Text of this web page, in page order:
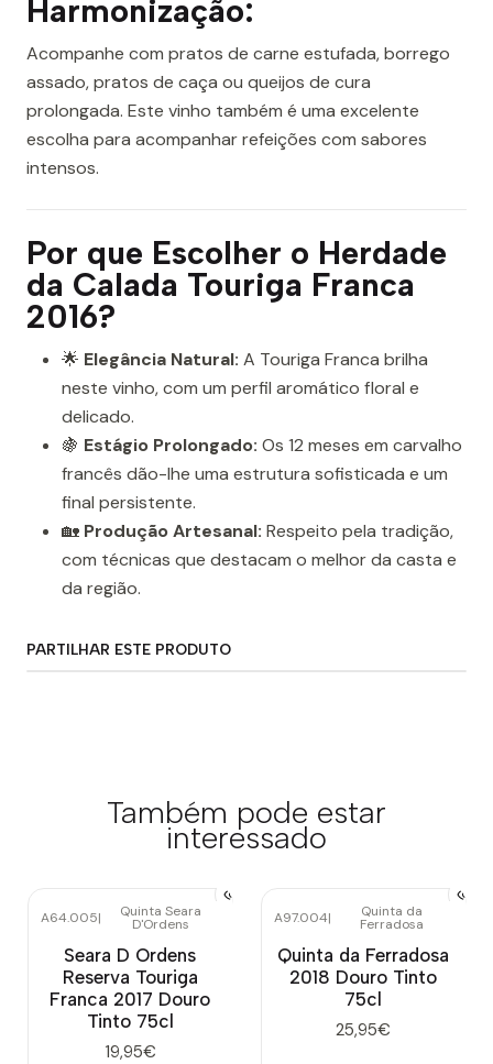
Harmonização:
Acompanhe com pratos de carne estufada, borrego
assado, pratos de caça ou queijos de cura
prolongada. Este vinho também é uma excelente
escolha para acompanhar refeições com sabores
intensos.
Por que Escolher o Herdade
da Calada Touriga Franca
2016?
🌟 Elegância Natural: A Touriga Franca brilha
neste vinho, com um perfil aromático floral e
delicado.
🍇 Estágio Prolongado: Os 12 meses em carvalho
francês dão-lhe uma estrutura sofisticada e um
final persistente.
🏡 Produção Artesanal: Respeito pela tradição,
com técnicas que destacam o melhor da casta e
da região.
PARTILHAR ESTE PRODUTO
Também pode estar
interessado
A64.005| Quinta Seara
D'Ordens
Seara D Ordens
Reserva Touriga
Franca 2017 Douro
Tinto 75cl
19,95€
Esgotado
A97.004| Quinta da
Ferradosa
Quinta da Ferradosa
2018 Douro Tinto
75cl
25,95€